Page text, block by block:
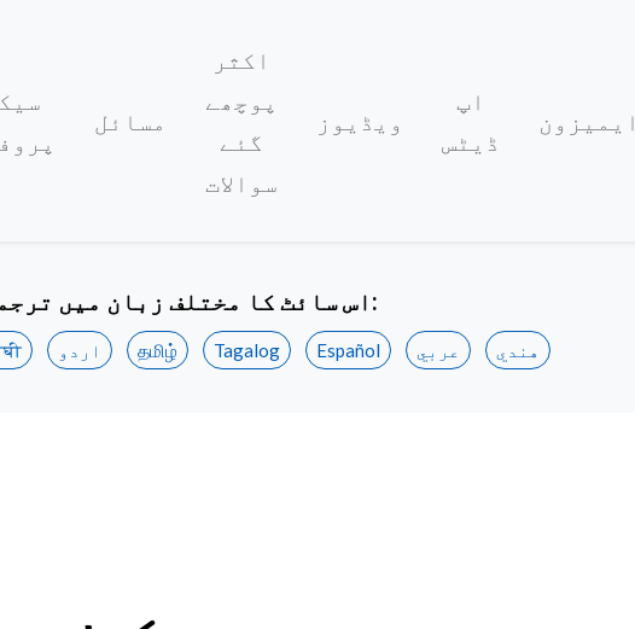
مسائل
اکثر
پوچھے
گئے
سوالات
ویڈیوز
اپ
ڈیٹس
ایمیزون
اس سائٹ کا مختلف زبان میں ترجمہ کریں:
اردو தமிழ் Tagalog Español عربي هندي
پین پیسیفک ٹورنٹو ہوٹل کے کارکنوں نے متفقہ